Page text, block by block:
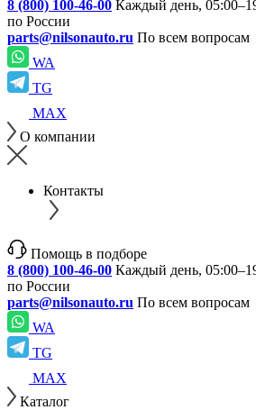
8 (800) 100-46-00 Каждый день,
по России
parts@nilsonauto.ru По всем вопросам
WA
TG
MAX
О компании
Контакты
Помощь в подборе
8 (800) 100-46-00 Каждый день,
по России
parts@nilsonauto.ru По всем вопросам
WA
TG
MAX
Каталог